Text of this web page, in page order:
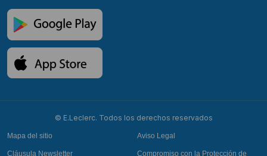
© E.Leclerc. Todos los derechos reservados
Mapa del sitio Aviso Legal
Cláusula Newsletter Compromiso con la Protección de